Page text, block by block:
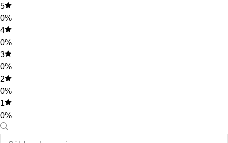
5
0%
4
0%
3
0%
2
0%
1
0%